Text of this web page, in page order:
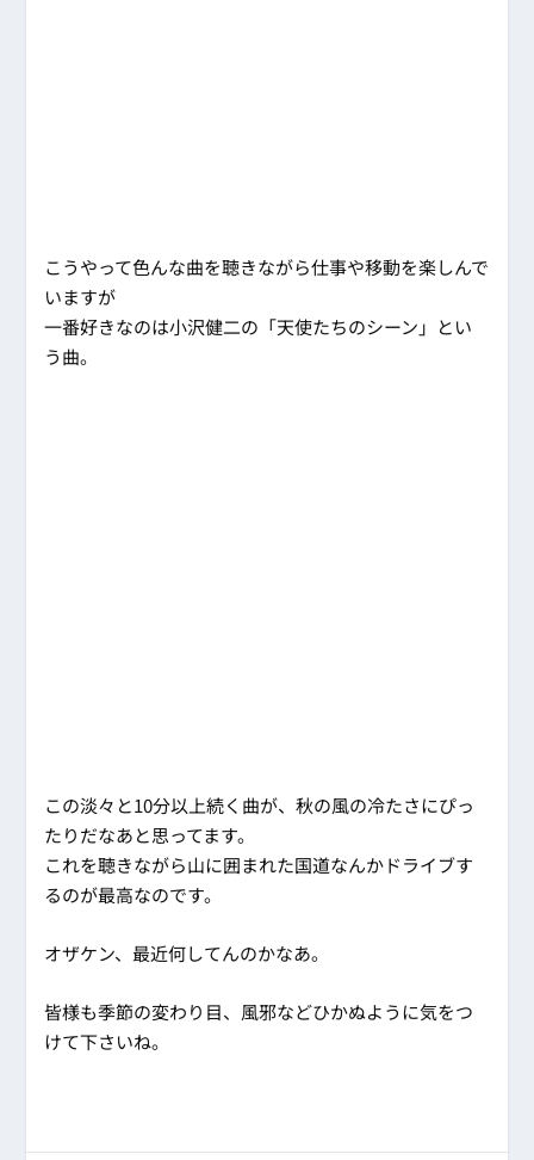
こうやって色んな曲を聴きながら仕事や移動を楽しんで
いますが
一番好きなのは小沢健二の「天使たちのシーン」とい
う曲。
この淡々と10分以上続く曲が、秋の風の冷たさにぴっ
たりだなあと思ってます。
これを聴きながら山に囲まれた国道なんかドライブす
るのが最高なのです。
オザケン、最近何してんのかなあ。
皆様も季節の変わり目、風邪などひかぬように気をつ
けて下さいね。